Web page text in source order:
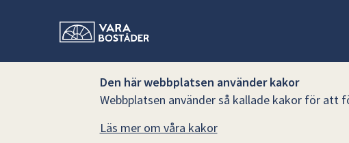
Den här webbplatsen använder kakor
Webbplatsen använder så kallade kakor för att
Läs mer om våra kakor